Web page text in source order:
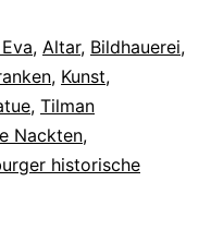
, Altar, Bildhauerei,
, Kunst,
, Tilman
Nackten,
historische